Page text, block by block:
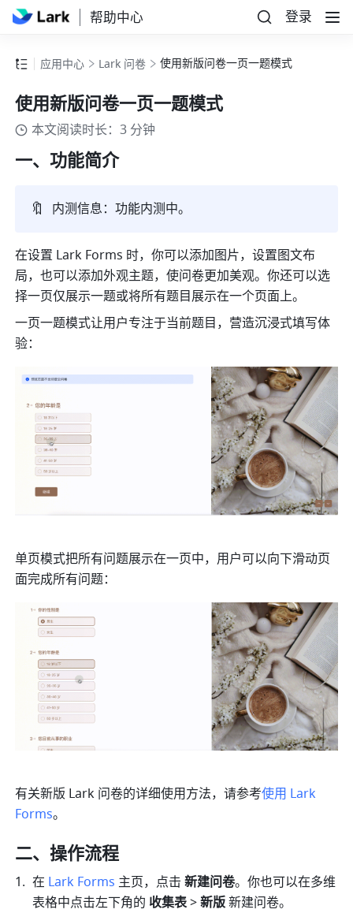
帮助中心 登录
应用中心 Lark 问卷 使用新版问卷一页一题模式
使用新版问卷一页一题模式
本文阅读时长：3 分钟
一、功能简介
🔖 内测信息：功能内测中。
在设置 Lark Forms 时，你可以添加图片，设置图文布
局，也可以添加外观主题，使问卷更加美观。你还可以选
择一页仅展示一题或将所有题目展示在一个页面上。
一页一题模式让用户专注于当前题目，营造沉浸式填写体
验：
单页模式把所有问题展示在一页中，用户可以向下滑动页
面完成所有问题：
有关新版 Lark 问卷的详细使用方法，请参考使用 Lark
Forms。
二、操作流程
在 Lark Forms 主页，点击 新建问卷。你也可以在多维
表格中点击左下角的 收集表 > 新版 新建问卷。